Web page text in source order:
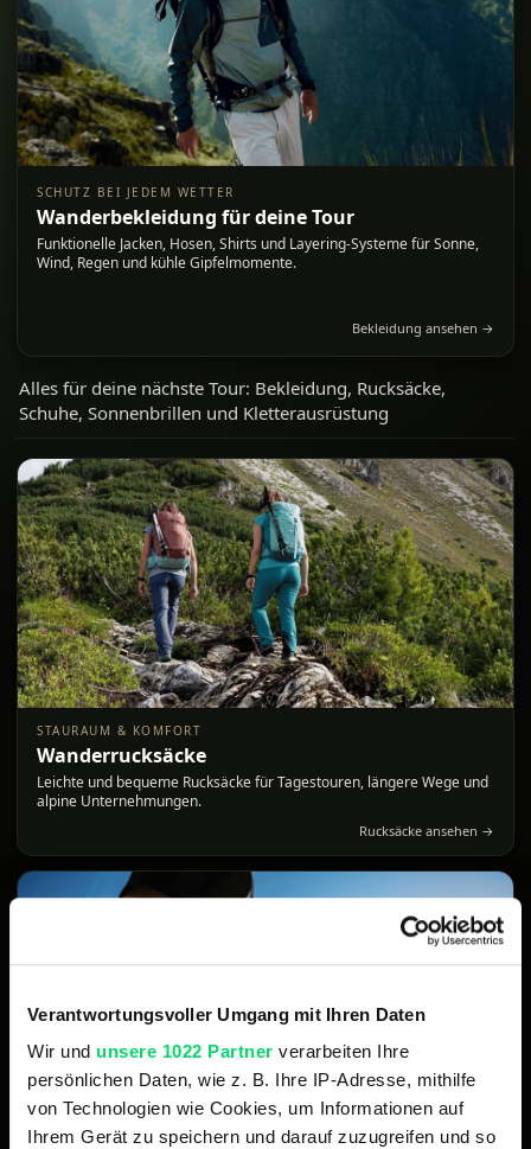
Verantwortungsvoller Umgang mit Ihren Daten
Wir und unsere 1022 Partner verarbeiten Ihre
persönlichen Daten, wie z. B. Ihre IP-Adresse, mithilfe
von Technologien wie Cookies, um Informationen auf
Ihrem Gerät zu speichern und darauf zuzugreifen und so
SCHUTZ BEI JEDEM WETTER
Wanderbekleidung für deine Tour
Funktionelle Jacken, Hosen, Shirts und Layering-Systeme für Sonne,
Wind, Regen und kühle Gipfelmomente.
Bekleidung ansehen →
Alles für deine nächste Tour: Bekleidung, Rucksäcke,
Schuhe, Sonnenbrillen und Kletterausrüstung
STAURAUM & KOMFORT
Wanderrucksäcke
Leichte und bequeme Rucksäcke für Tagestouren, längere Wege und
alpine Unternehmungen.
Rucksäcke ansehen →
TRITTSICHER UNTERWEGS